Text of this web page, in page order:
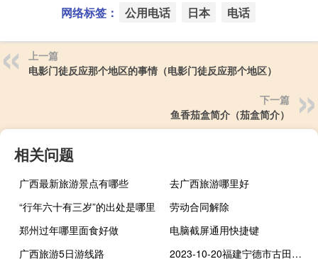
网络标签： 公用电话 日本 电话
上一篇
电影门徒反应那个地区的事情（电影门徒反应那个地区）
下一篇
鱼香茄盒简介（茄盒简介）
相关问题
广西最新旅游景点有哪些
去广西旅游哪里好
“行年六十有三岁”的出处是哪里
劳动合同解除
郑州过年哪里面食好做
电脑截屏通用快捷键
广西旅游5日游线路
2023-10-20福建宁德市古田县(鹿茸菇)的报价是多少